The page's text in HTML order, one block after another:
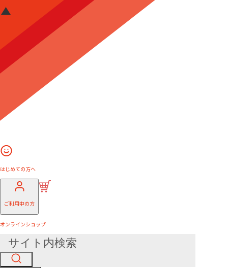
はじめての方へ
ご利用中の方
オンラインショップ